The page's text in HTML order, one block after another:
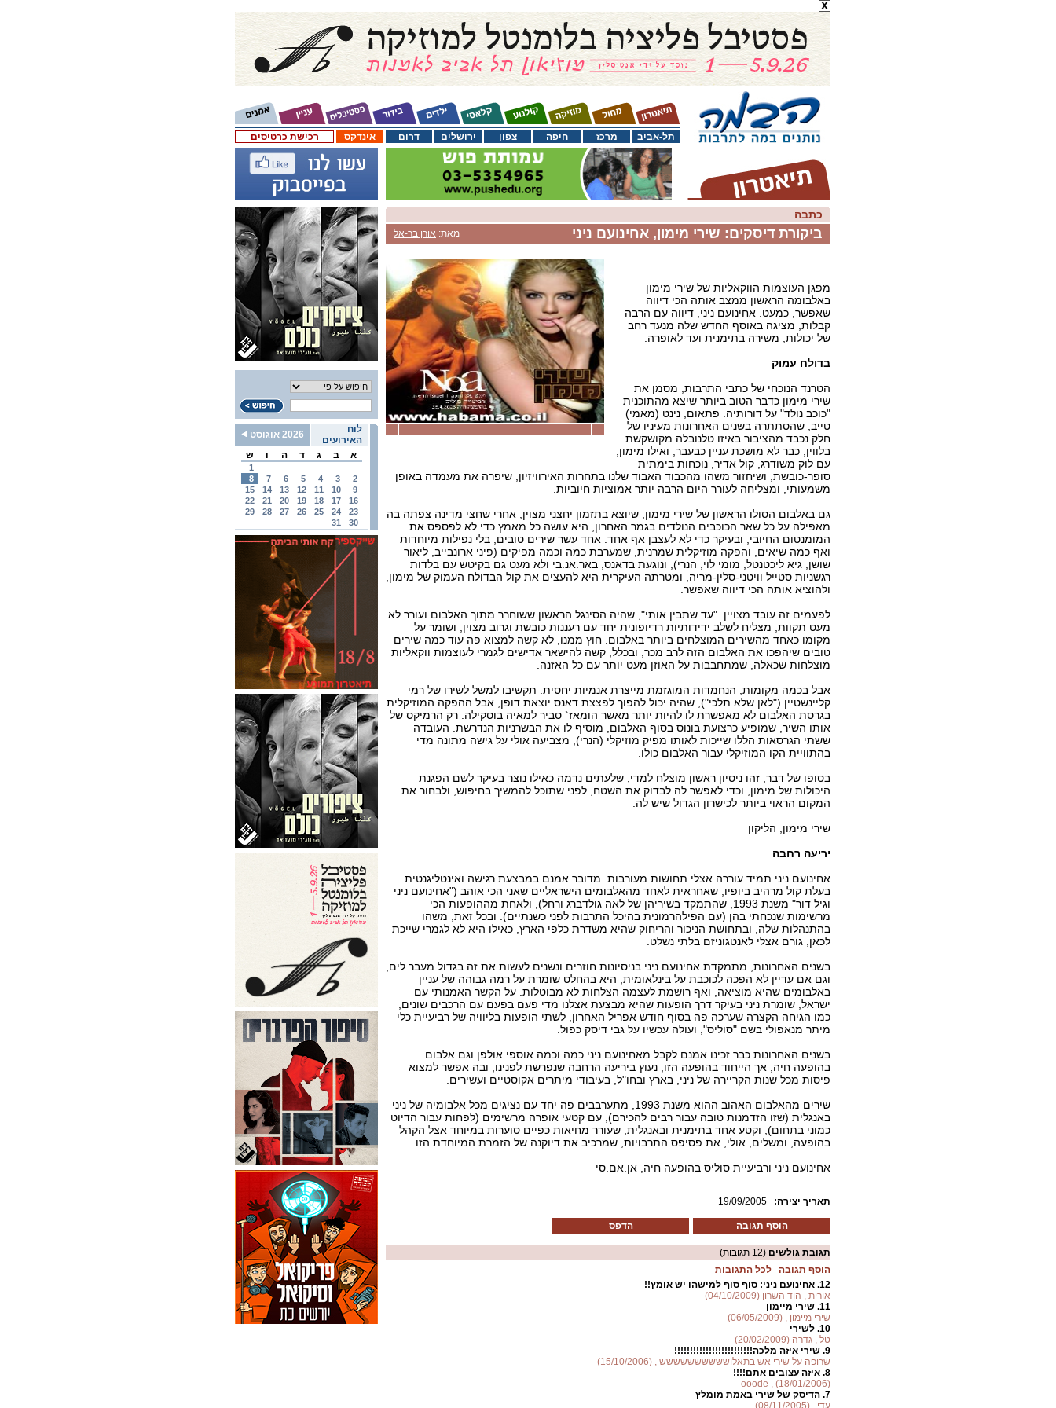
רכישת כרטיסים אינדקס דרום ירושלים צפון חיפה מרכז תל-אביב
לוח
האירועים
2026 אוגוסט
א
ב ג ד ה ו ש
1
2
3
4
5
6
7
8
9
10
11
12
13
14
15
16
17
18
19
20
21
22
23
24
25
26
27
28
29
30
31
כתבה
מאת: אורן בר-אל ביקורת דיסקים: שירי מימון, אחינועם ניני
מפגן העוצמות הווקאליות של שירי מימון
באלבומה הראשון ממצב אותה הכי דיווה
שאפשר, כמעט. אחינועם ניני, דיווה עם הרבה
קבלות, מציגה באוסף החדש שלה מנעד רחב
של יכולות, משירה בתימנית ועד לאופרה.
בדולח עמוק
הטרנד הנוכחי של כתבי התרבות, מסמן את
שירי מימון כדבר הטוב ביותר שיצא מהתוכנית
"כוכב נולד" על דורותיה. פתאום, נינט (מאמי)
טייב, שהסתתרה בשנים האחרונות מעיניו של
חלק נכבד מהציבור באיזו טלנובלה מקושקשת
בלווין, כבר לא מושכת עניין כבעבר, ואילו מימון,
עם לוק משודרג, קול אדיר, נוכחות בימתית
סופר-כובשת, ושיחזור משהו מהכבוד האבוד שלנו בתחרות האירוויזיון, שיפרה את מעמדה באופן
משמעותי, ומצליחה לעורר היום הרבה יותר אמוציות חיוביות.
גם באלבום הסולו הראשון של שירי מימון, שיוצא בתזמון יחצני מצוין, אחרי שחצי מדינה צפתה בה
מאפילה על כל שאר הכוכבים הנולדים בגמר האחרון, היא עושה כל מאמץ כדי לא לפספס את
המומנטום החיובי, ובעיקר כדי לא לעצבן אף אחד. אחד עשר שירים טובים, בלי נפילות מיוחדות
ואף כמה שיאים, והפקה מוזיקלית שמרנית, שמערבת כמה וכמה מפיקים (פיני ארונבייב, ליאור
שושן, גיא ליכטנטל, מומי לוי, הנרי), ונוגעת בדאנס, באר.אנ.בי ולא מעט גם בקיטש עם בלדות
רגשניות סטייל וויטני-סלין-מריה, ומטרתה העיקרית היא להעצים את קול הבדולח העמוק של מימון,
ולהוציא אותה הכי דיווה שאפשר.
לפעמים זה עובד מצויין. "עד שתבין אותי", שהיה הסינגל הראשון ששוחרר מתוך האלבום ועורר לא
מעט תקוות, מצליח לשלב ידידותיות רדיופונית יחד עם רעננות כובשת וגרוב מצוין, ושומר על
מקומו כאחד מהשירים המוצלחים ביותר באלבום. חוץ ממנו, לא קשה למצוא פה עוד כמה שירים
טובים שיהפכו את האלבום הזה לרב מכר, ובכלל, קשה להישאר אדישים לגמרי לעוצמות ווקאליות
מוצלחות שכאלה, שמתחבבות על האוזן מעט יותר עם כל האזנה.
אבל בכמה מקומות, הנחמדות המוגזמת מייצרת אנמיות יחסית. תקשיבו למשל לשירו של רמי
קליינשטיין ("לאן שלא תלכי"), שהיה יכול להפוך לפצצת דאנס יוצאת דופן, אבל ההפקה המוזיקלית
בגרסת האלבום לא מאפשרת לו להיות יותר מאשר הומאז` סביר למאיה בוסקילה. רק הרמיקס של
אותו השיר, שמופיע כרצועת בונוס בסוף האלבום, מוסיף לו את הבשרניות הנדרשת. העובדה
ששתי הגרסאות הללו שייכות לאותו מפיק מוזיקלי (הנרי), מצביעה אולי על גישה מתונה מדי
בהתוויית הקו המוזיקלי עבור האלבום כולו.
בסופו של דבר, זהו ניסיון ראשון מוצלח למדי, שלעתים נדמה כאילו נוצר בעיקר לשם הפגנת
היכולות של מימון, וכדי לאפשר לה לבדוק את השטח, לפני שתוכל להמשיך בחיפוש, ולבחור את
המקום הראוי ביותר לכישרון הגדול שיש לה.
שירי מימון, הליקון
יריעה רחבה
אחינועם ניני תמיד עוררה אצלי תחושות מעורבות. מדובר אמנם במבצעת רגישה ואינטליגנטית
בעלת קול מרהיב ביופיו, שאחראית לאחד מהאלבומים הישראליים שאני הכי אוהב ("אחינועם ניני
וגיל דור" משנת 1993, שהתמקד בשיריהן של לאה גולדברג ורחל), ולאחת מההופעות הכי
מרשימות שנכחתי בהן (עם הפילהרמונית בהיכל התרבות לפני כשנתיים). ובכל זאת, משהו
בהתנהלות שלה, ובתחושת הניכור והריחוק שהיא משדרת כלפי הארץ, כאילו היא לא לגמרי שייכת
לכאן, גורם אצלי לאנטגוניזם בלתי נשלט.
בשנים האחרונות, מתמקדת אחינועם ניני בניסיונות חוזרים ונשנים לעשות את זה בגדול מעבר לים,
וגם אם עדיין לא הפכה לכוכבת על בינלאומית, היא בהחלט שומרת על רמה גבוהה של עניין
באלבומים שהיא מוציאה, ואף רושמת לעצמה הצלחות לא מבוטלות. על הקשר האמנותי עם
ישראל, שומרת ניני בעיקר דרך הופעות שהיא מבצעת אצלנו מדי פעם בפעם עם הרכבים שונים,
כמו הגיחה הקצרה שערכה פה בסוף חודש אפריל האחרון, לשתי הופעות בליוויה של רביעיית כלי
מיתר מנאפולי בשם "סוליס", ועולה עכשיו על גבי דיסק כפול.
בשנים האחרונות כבר זכינו אמנם לקבל מאחינועם ניני כמה וכמה אוספי אולפן וגם אלבום
בהופעה חיה, אך הייחוד בהופעה הזו, נעוץ ביריעה הרחבה שנפרשת לפנינו, ובה אפשר למצוא
פיסות מכל שנות הקריירה של ניני, בארץ ובחו"ל, בעיבודי מיתרים אקוסטיים ועשירים.
שירים מהאלבום האהוב ההוא משנת 1993, מתערבבים פה יחד עם נציגים מכל אלבומיה של ניני
באנגלית (שזו הזדמנות טובה עבור רבים להכירם), עם קטעי אופרה מרשימים (לפחות עבור הדיוט
כמוני בתחום), וקטע אחד בתימנית ובאנגלית, שעורר מחיאות כפיים סוערות במיוחד אצל הקהל
בהופעה, ומשלים, אולי, את פסיפס התרבויות, שמרכיב את דיוקנה של הזמרת המיוחדת הזו.
אחינועם ניני ורביעיית סוליס בהופעה חיה, אן.אם.סי
19/09/2005 :תאריך יצירה
הדפס הוסף תגובה
תגובת גולשים (12 תגובות)
הוסף תגובה
לכל התגובות
12. אחינועם ניני: סוף סוף למישהו יש אומץ!!
אורית , הוד השרון (04/10/2009)
11. שירי מיימון
שירי מיימון , (06/05/2009)
10. לשירי
טל , גדרה (20/02/2009)
9. שירי איזה מלכה!!!!!!!!!!!!!!!!!!!!!!!!!
שרופה על שירי אש בתאלושששששששששש , (15/10/2006)
8. איזה עצובים אתם!!!!
ooode , (18/01/2006)
7. הדיסק של שירי באמת מומלץ
עדי , (08/11/2005)